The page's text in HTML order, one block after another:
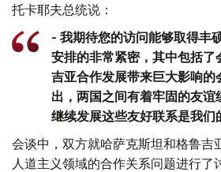
托卡耶夫总统说：
- 我期待您的访问能够取得丰
安排的非常紧密，其中包括了
吉亚合作发展带来巨大影响的
出，两国之间有着牢固的友谊
继续发展这些友好联系是我们
会谈中，双方就哈萨克斯坦和格鲁吉
人道主义领域的合作关系问题进行了